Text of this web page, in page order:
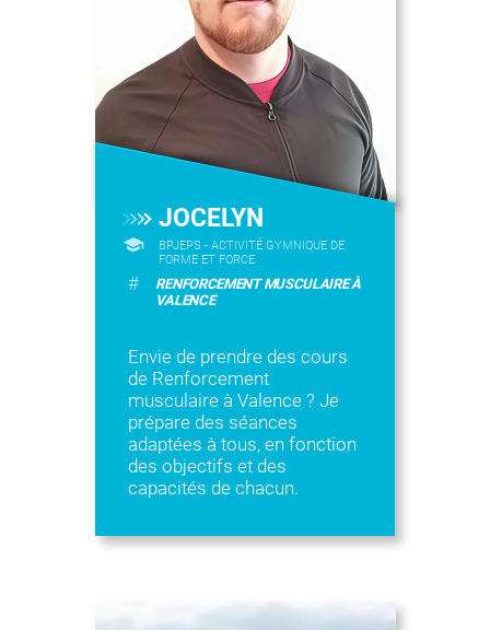
JOCELYN
BPJEPS - ACTIVITÉ GYMNIQUE DE
FORME ET FORCE
#
RENFORCEMENT MUSCULAIRE À
VALENCE
Envie de prendre des cours
de Renforcement
musculaire à Valence ? Je
prépare des séances
adaptées à tous, en fonction
des objectifs et des
capacités de chacun.